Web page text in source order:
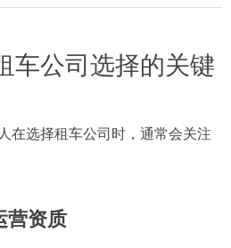
车公司选择的关键
在选择租车公司时，通常会关注
营资质